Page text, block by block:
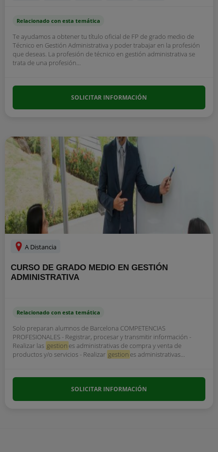
Relacionado con esta temática
Te ayudamos a obtener tu título oficial de FP de grado medio de
Técnico en Gestión Administrativa y poder trabajar en la profesión
que deseas. La profesión de técnico en gestión administrativa se
trata de una profesión...
SOLICITAR INFORMACIÓN
A Distancia
CURSO DE GRADO MEDIO EN GESTIÓN
ADMINISTRATIVA
Relacionado con esta temática
Solo preparan alumnos de Barcelona COMPETENCIAS
PROFESIONALES - Registrar, procesar y transmitir información -
Realizar las gestion es administrativas de compra y venta de
productos y/o servicios - Realizar gestion es administrativas...
SOLICITAR INFORMACIÓN